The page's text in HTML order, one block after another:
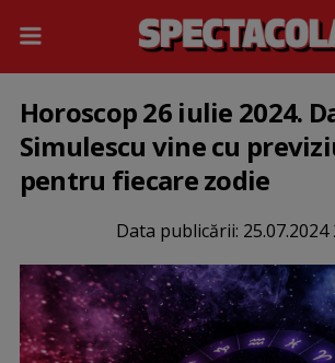
Horoscop 26 iulie 2024.
Simulescu vine cu
pentru fiecare zodie
Data publicării: 25.07.2024